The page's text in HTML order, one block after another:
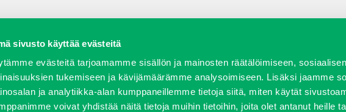
sivusto käyttää evästeitä
evästeitä tarjoamamme sisällön ja mainosten räätälöimiseen,
tukemiseen ja kävijämäärämme analysoimiseen. Lisäksi jaamme
ja analytiikka-alan kumppaneillemme tietoja siitä, miten käytät
voivat yhdistää näitä tietoja muihin tietoihin, joita olet antanut heille
Kalusteet Huolto ja varaosat Verkkokauppa JT Vuokrakone